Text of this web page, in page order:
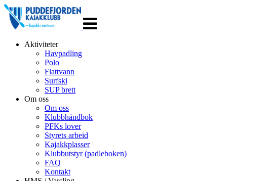
navigasjon
Aktiviteter
Havpadling
Polo
Flattvann
Surfski
SUP brett
Om oss
Om oss
Klubbhåndbok
PFKs lover
Styrets arbeid
Kajakkplasser
Klubbutstyr (padleboken)
FAQ
Kontakt